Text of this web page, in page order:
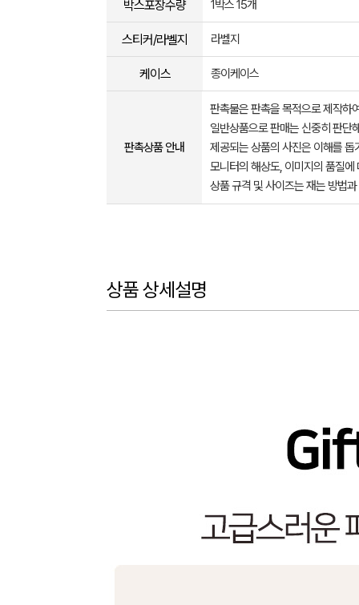
박스포장수량 1박스 15개
스티커/라벨지 라벨지
케이스 종이케이스
판촉상품 안내
판촉물은 판촉을 목적으로 제작하
일반상품으로 판매는 신중히 판단
제공되는 상품의 사진은 이해를
모니터의 해상도, 이미지의 품질
상품 규격 및 사이즈는 재는 방법
상품 상세설명